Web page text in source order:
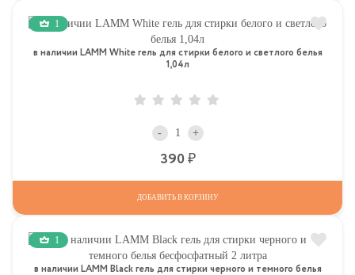
1
в наличии LAMM White гель для стирки белого и светлого белья
1,04л
- +
390
ДОБАВИТЬ В КОРЗИНУ
1
в наличии LAMM Black гель для стирки черного и темного белья